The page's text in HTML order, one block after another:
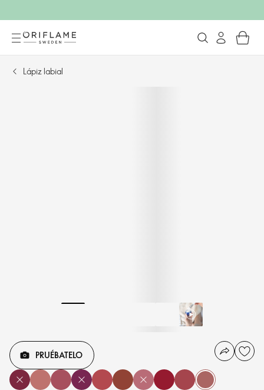
Lápiz labial
PRUÉBATELO